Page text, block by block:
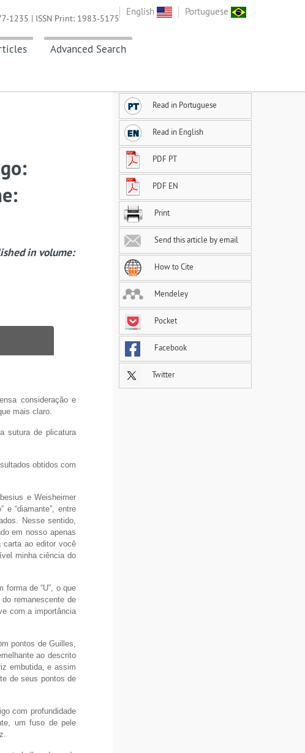
English Portuguese
Advanced Search
1235 | ISSN Print: 1983-5175
in volume:
consideração e
mais claro.
sutura de plicatura
obtidos com
e Weisheimer
e “diamante”, entre
Nesse sentido,
em nosso apenas
ao editor você
minha ciência do
de “U”, o que
remanescente de
com a importância
pontos de Guilles,
ao descrito
embutida, e assim
de seus pontos de
com profundidade
um fuso de pele
Read in Portuguese
Read in English
PDF PT
PDF EN
Print
Send this article by email
How to Cite
Mendeley
Pocket
Facebook
Twitter